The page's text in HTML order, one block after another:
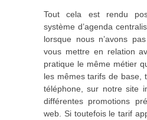
Tout cela est rendu
système d’agenda
lorsque nous n’avons
vous mettre en relation
pratique le même métier
les mêmes tarifs de base,
téléphone, sur notre site
différentes promotions
web. Si toutefois le tarif